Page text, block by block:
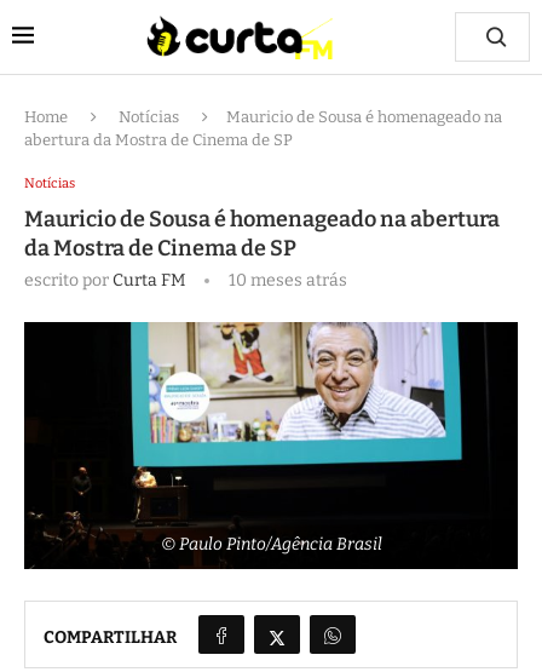
Home Notícias
Mauricio de Sousa é homenageado na
abertura da Mostra de Cinema de SP
Notícias
Mauricio de Sousa é homenageado na abertura
da Mostra de Cinema de SP
escrito porCurta FM 10 meses atrás
© Paulo Pinto/Agência Brasil
COMPARTILHAR